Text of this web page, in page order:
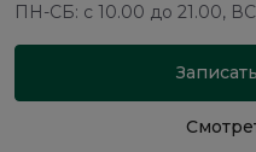
ПН-СБ: с 10.00 до 21.00,